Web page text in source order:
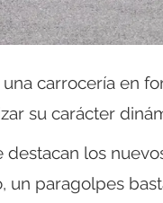
una carrocería en
su carácter
destacan los
un paragolpes